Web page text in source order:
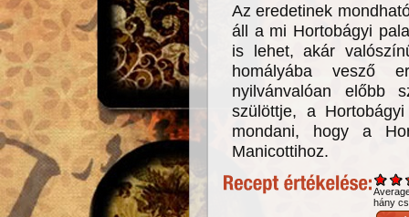
Az eredetinek
áll a mi Hortobágyi
is lehet, akár
homályába vesző
nyilvánvalóan előbb
szülöttje, a
mondani, hogy a
Manicottihoz.
hány